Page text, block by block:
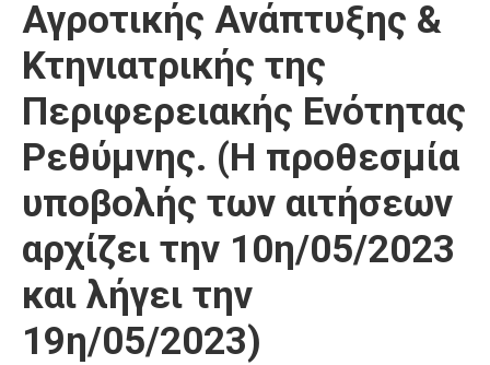
Αγροτικής Ανάπτυξης &
Κτηνιατρικής της
Περιφερειακής Ενότητας
Ρεθύμνης. (Η προθεσμία
υποβολής των αιτήσεων
αρχίζει την 10η/05/2023
και λήγει την
19η/05/2023)